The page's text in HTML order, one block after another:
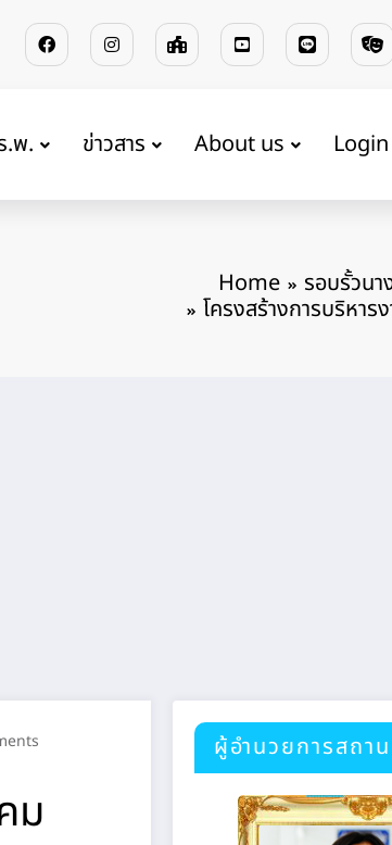
.พ. ข่าวสาร About us Login
Home รอบรั้วน
โครงสร้างการบริหาร
ม
ผู้อำนวยการสถา